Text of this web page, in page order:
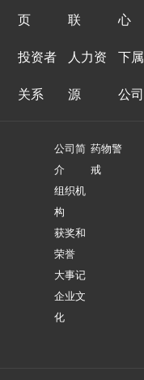
页 联 心
投资者
关系
人力资
源
下属
公司
公司简
介
组织机
构
获奖和
荣誉
大事记
企业文
化
药物警
戒